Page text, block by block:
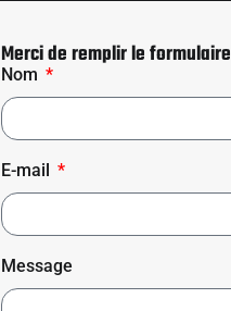
Merci de remplir le formulaire
Nom
E-mail
Message